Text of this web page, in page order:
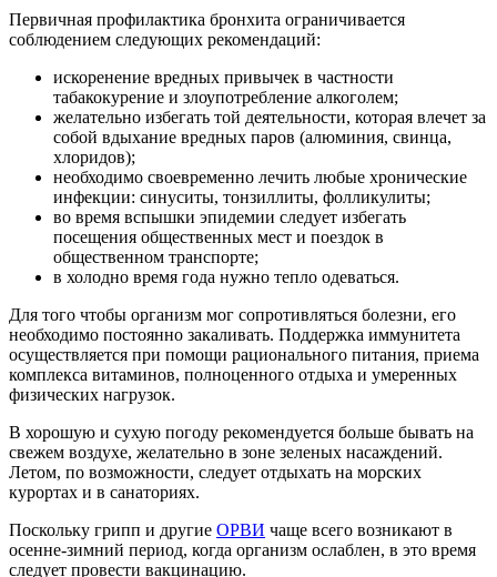
Первичная профилактика бронхита ограничивается
соблюдением следующих рекомендаций:
искоренение вредных привычек в частности
табакокурение и злоупотребление алкоголем;
желательно избегать той деятельности, которая влечет за
собой вдыхание вредных паров (алюминия, свинца,
хлоридов);
необходимо своевременно лечить любые хронические
инфекции: синуситы, тонзиллиты, фолликулиты;
во время вспышки эпидемии следует избегать
посещения общественных мест и поездок в
общественном транспорте;
в холодно время года нужно тепло одеваться.
Для того чтобы организм мог сопротивляться болезни, его
необходимо постоянно закаливать. Поддержка иммунитета
осуществляется при помощи рационального питания, приема
комплекса витаминов, полноценного отдыха и умеренных
физических нагрузок.
В хорошую и сухую погоду рекомендуется больше бывать на
свежем воздухе, желательно в зоне зеленых насаждений.
Летом, по возможности, следует отдыхать на морских
курортах и в санаториях.
Поскольку грипп и другие ОРВИ чаще всего возникают в
осенне-зимний период, когда организм ослаблен, в это время
следует провести вакцинацию.